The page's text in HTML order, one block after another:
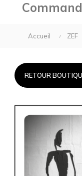
Accueil ZEF
RETOUR